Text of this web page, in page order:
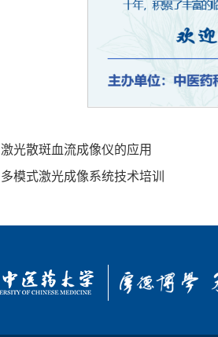
激光散斑血流成像仪的应用
多模式激光成像系统技术培训